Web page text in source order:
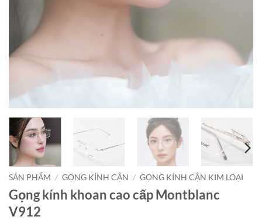
SẢN PHẨM / GỌNG KÍNH CẬN / GỌNG KÍNH CẬN KIM LOẠI
Gọng kính khoan cao cấp Montblanc
V912